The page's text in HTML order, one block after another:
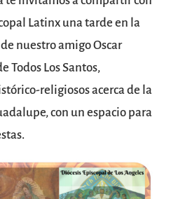
Latinx una tarde en la
nuestro amigo Oscar
Todos Los Santos,
religiosos acerca de la
con un espacio para